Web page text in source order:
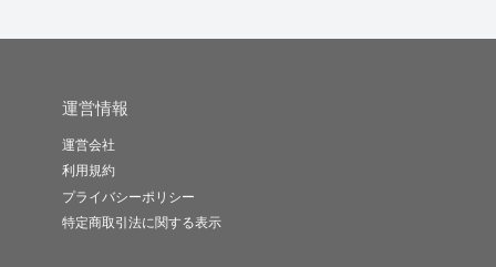
運営情報
運営会社
利用規約
プライバシーポリシー
特定商取引法に関する表示